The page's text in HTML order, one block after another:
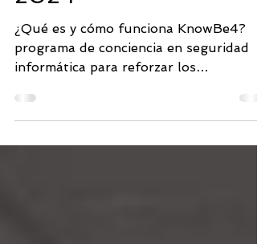
2024
¿Qué es y cómo funciona KnowBe4?
programa de conciencia en seguridad